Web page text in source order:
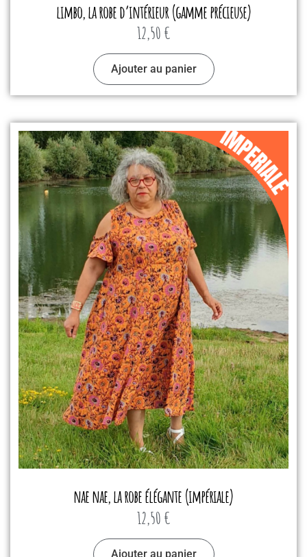
limbo, la robe d’intérieur (gamme précieuse)
12,50 €
Ajouter au panier
nae nae, la robe élégante (impériale)
12,50 €
Ajouter au panier